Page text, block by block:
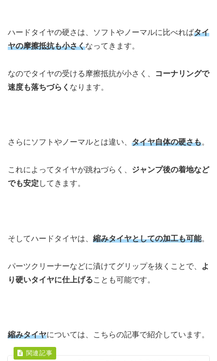
ハードタイヤの硬さは、ソフトやノーマルに比べればタイ
ヤの摩擦抵抗も小さくなってきます。
なのでタイヤの受ける摩擦抵抗が小さく、
コーナリングで
速度も落ちづらく なります。
さらにソフトやノーマルとは違い、 タイヤ自体の硬さも。
これによってタイヤが跳ねづらく、 ジャンプ後の着地など
でも安定 してきます。
そしてハードタイヤは、 縮みタイヤとしての加工も可能。
パーツクリーナーなどに漬けてグリップを抜くことで、
よ
り硬いタイヤに仕上げることも可能です。
縮みタイヤについては、こちらの記事で紹介しています。